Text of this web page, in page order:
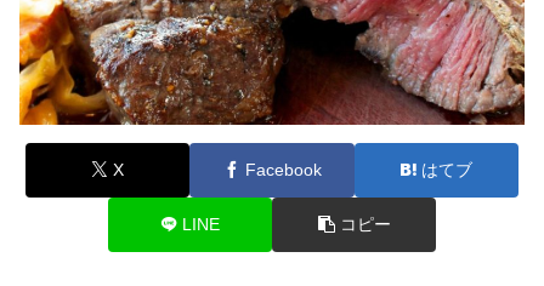
X Facebook はてブ
LINE コピー